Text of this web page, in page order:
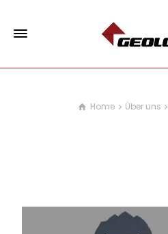
Home Über uns